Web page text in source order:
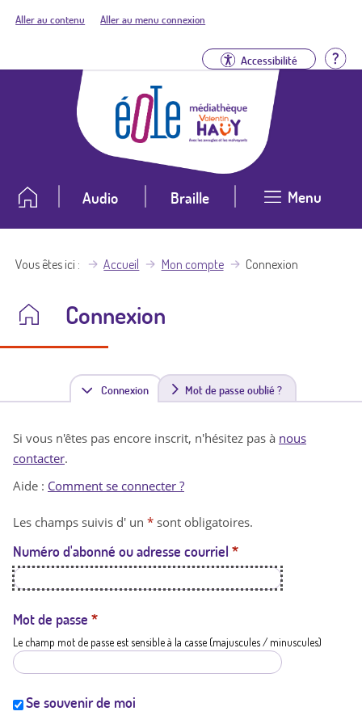
Aller au contenu Aller au menu connexion
Accessibilité
Audio Braille Menu
Vous êtes ici Accueil Mon compte Connexion
Connexion
Connexion(
n
t
a
t
i
Mot de passe oublié ?
Si vous n'êtes pas encore inscrit, n'hésitez pas à nous
contacter.
Aide : Comment se connecter ?
Les champs suivis d' un * sont obligatoires.
Numéro d'abonné ou adresse courriel *
Mot de passe *
Le champ mot de passe est sensible à la casse (majuscules / minuscules)
Se souvenir de moi